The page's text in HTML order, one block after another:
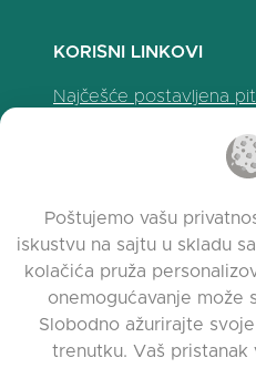
KORISNI LINKOVI
Najčešće postavljena
Politika upotrebe
Napomene o izdanju
Poštujemo vašu
iskustvu na sajtu u skladu
kolačića pruža
onemogućavanje može
Slobodno ažurirajte
trenutku. Vaš pristanak